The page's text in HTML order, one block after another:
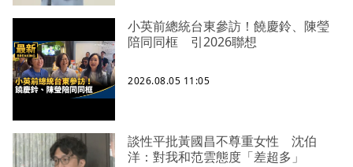
小英前總統台東參訪！饒慶鈴、陳瑩
陪同同框 引2026聯想
2026.08.05 11:05
談性平批黃國昌不尊重女性 沈伯
洋：對我和范雲態度「差超多」